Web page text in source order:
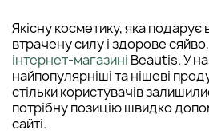
Якісну косметику, яка
втрачену силу і здорове
інтернет-магазині Beautis. У
найпопулярніші та нішеві
стільки користувачів
потрібну позицію швидко
сайті.